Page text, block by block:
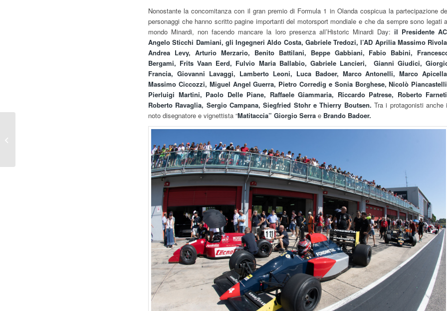
Nonostante la concomitanza con il gran premio di Formula 1 in Olanda cospicua la partecipazione
personaggi che hanno scritto pagine importanti del motorsport mondiale e che da sempre sono legati
mondo Minardi, non facendo mancare la loro presenza all’Historic Minardi Day:il Presidente
Angelo Sticchi Damiani, gli Ingegneri Aldo Costa, Gabriele Tredozi, l’AD Aprilia Massimo
Andrea Levy, Arturio Merzario, Benito Battilani, Beppe Gabbiani, Fabio Babini,
Bergami, Frits Vaan Eerd, Fulvio Maria Ballabio, Gabriele Lancieri, Gianni Giudici,
Francia, Giovanni Lavaggi, Lamberto Leoni, Luca Badoer, Marco Antonelli, Marco
Massimo Ciccozzi, Miguel Angel Guerra, Pietro Corredig e Sonia Borghese, Nicolò
Pierluigi Martini, Paolo Delle Piane, Raffaele Giammaria, Riccardo Patrese, Roberto
Roberto Ravaglia, Sergio Campana, Siegfried Stohr e Thierry Boutsen. Tra i protagonisti anche
noto disegnatore e vignettista “Matitaccia” Giorgio Serra e Brando Badoer.